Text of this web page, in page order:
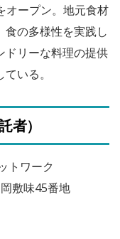
オープン。地元食材
食の多様性を実践し
ドリーな料理の提供
いる。
者）
トワーク
敷味45番地